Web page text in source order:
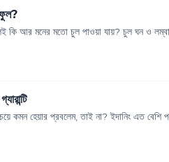
কি আর মনের মতো চুল পাওয়া যায়? চুল ঘন ও
কমন হেয়ার প্রবলেম, তাই না? ইদানিং এত বেশি